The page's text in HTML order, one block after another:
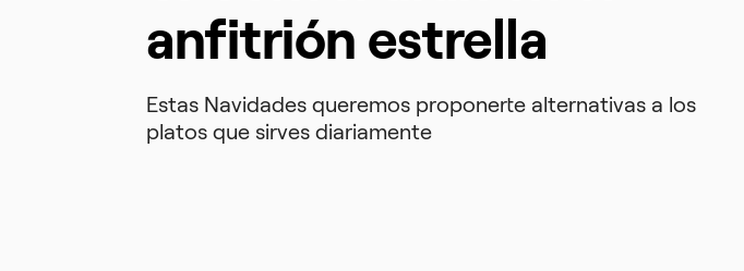
anfitrión estrella
Estas Navidades queremos proponerte alternativas a los
platos que sirves diariamente